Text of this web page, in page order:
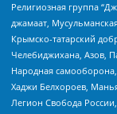
Религиозная группа
джамаат,
Крымско-татарский
Челебиджихана, Азов,
Народная
Хаджи Белхороев,
Легион Свобода